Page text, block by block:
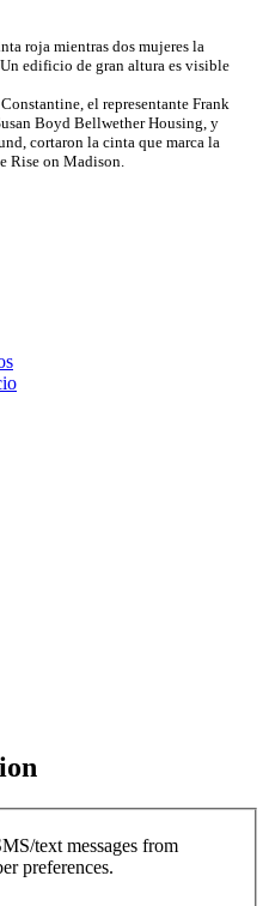
el representante Frank
Boyd Bellwether Housing, y
cortaron la cinta que marca la
Rise on Madison.
text messages from
preferences.